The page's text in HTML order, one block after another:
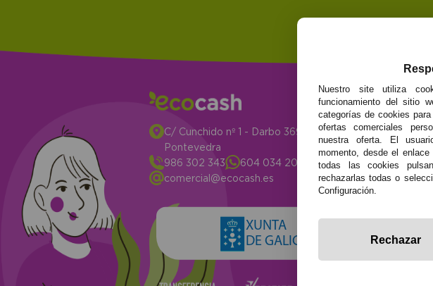
C/ Cunchido nº 1 - Darbo 36940 Cangas
Pontevedra
986 302 343
604 034 204
comercial@ecocash.es
Info
XUNTA
DE GALICIA
Financiado pola
NextGenerationEU
Nuestro site utiliza
funcionamiento del sitio
categorías de cookies
ofertas comerciales
nuestra oferta. El
momento, desde el
todas las cookies
rechazarlas todas o
Configuración.
Rechazar